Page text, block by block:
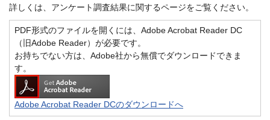
詳しくは、アンケート調査結果に関するページをご覧ください。
PDF形式のファイルを開くには、Adobe Acrobat Reader DC
（旧Adobe Reader）が必要です。
お持ちでない方は、Adobe社から無償でダウンロードできま
す。
Adobe Acrobat Reader DCのダウンロードへ